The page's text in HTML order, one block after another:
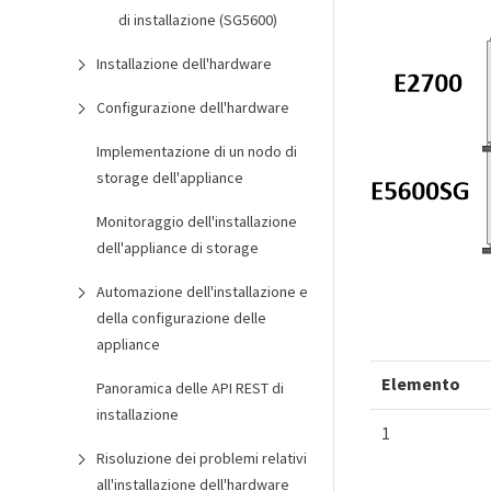
di installazione (SG5600)
Installazione dell'hardware
Configurazione dell'hardware
Implementazione di un nodo di
storage dell'appliance
Monitoraggio dell'installazione
dell'appliance di storage
Automazione dell'installazione e
della configurazione delle
appliance
Panoramica delle API REST di
installazione
Risoluzione dei problemi relativi
all'installazione dell'hardware
Elemento
1